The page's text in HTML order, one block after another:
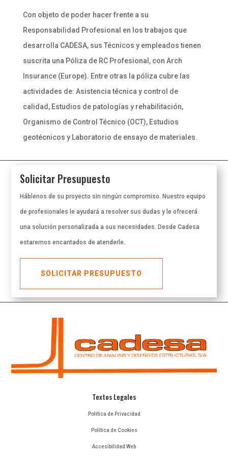
Con objeto de poder hacer frente a su
Responsabilidad Profesional en los trabajos que
desarrolla CADESA, sus Técnicos y empleados tienen
suscrita una Póliza de RC Profesional, con Arch
Insurance (Europe). Entre otras la póliza cubre las
actividades de: Asistencia técnica y control de
calidad, Estudios de patologías y rehabilitación,
Organismo de Control Técnico (OCT), Estudios
geotécnicos y Laboratorio de ensayo de materiales.
Solicitar Presupuesto
Háblenos de su proyecto sin ningún compromiso. Nuestro equipo
de profesionales le ayudará a resolver sus dudas y le ofrecerá
una solución personalizada a sus necesidades. Desde Cadesa
estaremos encantados de atenderle.
SOLICITAR PRESUPUESTO
Textos Legales
Política de Privacidad
Política de Cookies
Accesibilidad Web